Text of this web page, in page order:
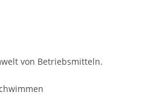
von Betriebsmitteln.